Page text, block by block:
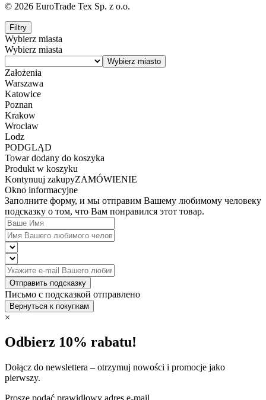
© 2026 EuroTrade Tex Sp. z o.o.
Filtry
Wybierz miasta
Wybierz miasta
Założenia
Warszawa
Katowice
Poznan
Krakow
Wroclaw
Lodz
PODGLĄD
Towar dodany do koszyka
Produkt w koszyku
Kontynuuj zakupyZAMÓWIENIE
Okno informacyjne
Заполните форму, и мы отправим Вашему любимому человеку
подсказку о том, что Вам понравился этот товар.
Отправить подсказку
Письмо с подсказкой отправлено
Вернуться к покупкам
×
Odbierz 10% rabatu!
Dołącz do newslettera – otrzymuj nowości i promocje jako
pierwszy.